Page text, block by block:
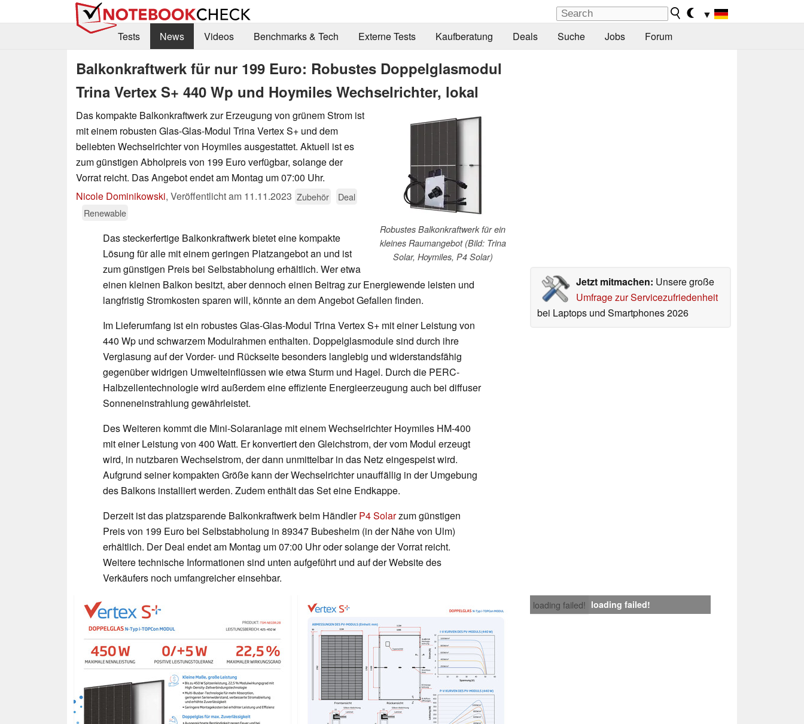
▼
Tests
News Videos Benchmarks & Tech Externe Tests Kaufberatung Deals Suche Jobs Forum
Balkonkraftwerk für nur 199 Euro: Robustes Doppelglasmodul
Trina Vertex S+ 440 Wp und Hoymiles Wechselrichter, lokal
Robustes Balkonkraftwerk für ein
kleines Raumangebot (Bild: Trina
Solar, Hoymiles, P4 Solar)
Das kompakte Balkonkraftwerk zur Erzeugung von grünem Strom ist
mit einem robusten Glas-Glas-Modul Trina Vertex S+ und dem
beliebten Wechselrichter von Hoymiles ausgestattet. Aktuell ist es
zum günstigen Abholpreis von 199 Euro verfügbar, solange der
Vorrat reicht. Das Angebot endet am Montag um 07:00 Uhr.
Nicole Dominikowski, Veröffentlicht am 11.11.2023 Zubehör
Deal
Renewable
Jetzt mitmachen: Unsere große
Umfrage zur Servicezufriedenheit
bei Laptops und Smartphones 2026
Das steckerfertige Balkonkraftwerk bietet eine kompakte
Lösung für alle mit einem geringen Platzangebot an und ist
zum günstigen Preis bei Selbstabholung erhältlich. Wer etwa
einen kleinen Balkon besitzt, aber dennoch einen Beitrag zur Energiewende leisten und
langfristig Stromkosten sparen will, könnte an dem Angebot Gefallen finden.
Im Lieferumfang ist ein robustes Glas-Glas-Modul Trina Vertex S+ mit einer Leistung von
440 Wp und schwarzem Modulrahmen enthalten. Doppelglasmodule sind durch ihre
Verglasung auf der Vorder- und Rückseite besonders langlebig und widerstandsfähig
gegenüber widrigen Umwelteinflüssen wie etwa Sturm und Hagel. Durch die PERC-
Halbzellentechnologie wird außerdem eine effiziente Energieerzeugung auch bei diffuser
Sonneneinstrahlung gewährleistet.
Des Weiteren kommt die Mini-Solaranlage mit einem Wechselrichter Hoymiles HM-400
mit einer Leistung von 400 Watt. Er konvertiert den Gleichstrom, der vom Modul erzeugt
wird, in nutzbaren Wechselstrom, der dann unmittelbar in das Netz eingespeist wird.
Aufgrund seiner kompakten Größe kann der Wechselrichter unauffällig in der Umgebung
des Balkons installiert werden. Zudem enthält das Set eine Endkappe.
Derzeit ist das platzsparende Balkonkraftwerk beim HändlerP4 Solarzum günstigen
Preis von 199 Euro bei Selbstabholung in 89347 Bubesheim (in der Nähe von Ulm)
erhältlich. Der Deal endet am Montag um 07:00 Uhr oder solange der Vorrat reicht.
Weitere technische Informationen sind unten aufgeführt und auf der Website des
Verkäufers noch umfangreicher einsehbar.
loading failed! loading failed!